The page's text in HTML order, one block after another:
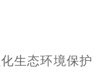
生态环境保护